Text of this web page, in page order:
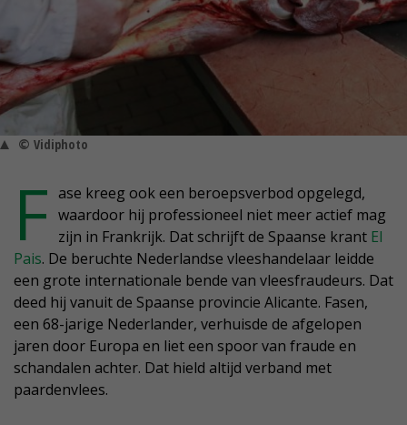
© Vidiphoto
F ase kreeg ook een beroepsverbod opgelegd,
waardoor hij professioneel niet meer actief mag
zijn in Frankrijk. Dat schrijft de Spaanse krant El
Pais. De beruchte Nederlandse vleeshandelaar leidde
een grote internationale bende van vleesfraudeurs. Dat
deed hij vanuit de Spaanse provincie Alicante. Fasen,
een 68-jarige Nederlander, verhuisde de afgelopen
jaren door Europa en liet een spoor van fraude en
schandalen achter. Dat hield altijd verband met
paardenvlees.